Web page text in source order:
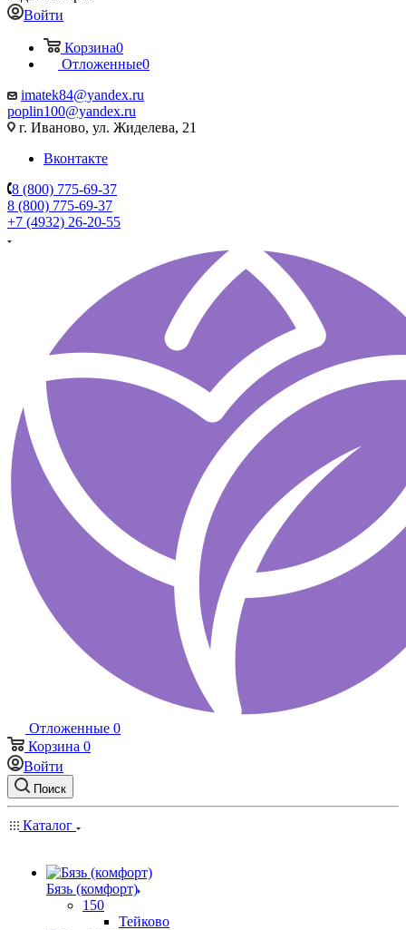
Войти
Корзина0
Отложенные0
imatek84@yandex.ru
poplin100@yandex.ru
г. Иваново, ул. Жиделева, 21
Вконтакте
8 (800) 775-69-37
8 (800) 775-69-37
+7 (4932) 26-20-55
Отложенные 0
Корзина 0
Войти
Поиск
Каталог
Бязь (комфорт)
150
Тейково